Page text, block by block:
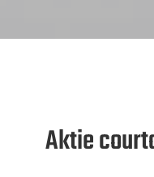
Aktie